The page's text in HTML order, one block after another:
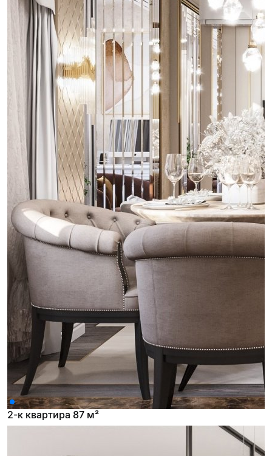
2-к квартира 87 м²